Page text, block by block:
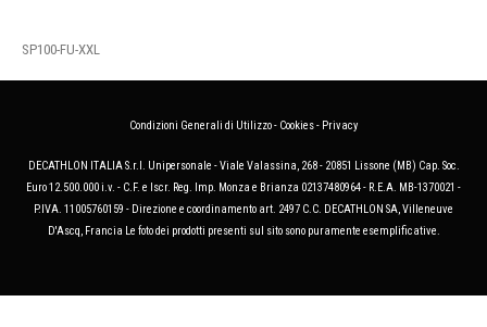
SP100-FU-XXL
Condizioni Generali di Utilizzo- Cookies- Privacy
DECATHLON ITALIA S.r.l. Unipersonale - Viale Valassina, 268 - 20851 Lissone (MB) Cap. Soc.
Euro 12.500.000 i.v. - C.F. e Iscr. Reg. Imp. Monza e Brianza 02137480964 - R.E.A. MB-1370021 -
P.IVA. 11005760159 - Direzione e coordinamento art. 2497 C.C. DECATHLON SA, Villeneuve
D'Ascq, Francia Le foto dei prodotti presenti sul sito sono puramente esemplificative.